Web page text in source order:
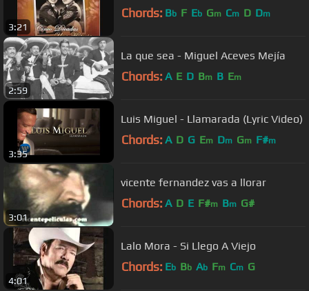
3:21
Chords: Bb F Eb Gm Cm D Dm
2:59
La que sea - Miguel Aceves Mejía
Chords: A E D Bm B Em
3:35
Luis Miguel - Llamarada (Lyric Video)
Chords: A D G Em Dm Gm F#m
3:01
vicente fernandez vas a llorar
Chords: A D E F#m Bm G#
4:01
Lalo Mora - Si Llego A Viejo
Chords: Eb Bb Ab Fm Cm G